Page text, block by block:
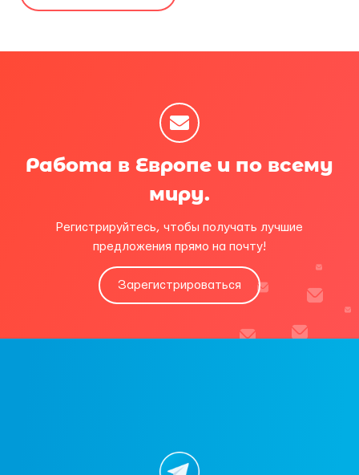
Работа в Европе и по всему
миру.
Регистрируйтесь, чтобы получать лучшие
предложения прямо на почту!
Зарегистрироваться